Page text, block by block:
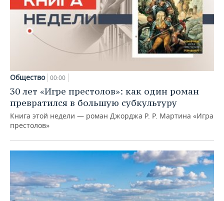
Общество 00:00
30 лет «Игре престолов»: как один роман
превратился в большую субкультуру
Книга этой недели — роман Джорджа Р. Р. Мартина «Игра
престолов»